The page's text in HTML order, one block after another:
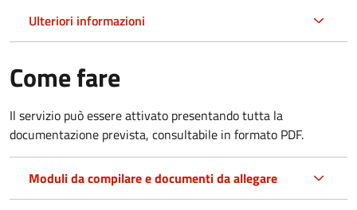
Ulteriori informazioni
Come fare
Il servizio può essere attivato presentando tutta la
documentazione prevista, consultabile in formato PDF.
Moduli da compilare e documenti da allegare